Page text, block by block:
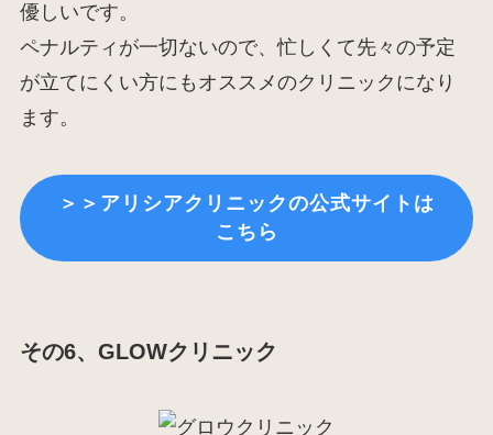
優しいです。
ペナルティが一切ないので、忙しくて先々の予定
が立てにくい方にもオススメのクリニックになり
ます。
＞＞アリシアクリニックの公式サイトは
こちら
その6、GLOWクリニック